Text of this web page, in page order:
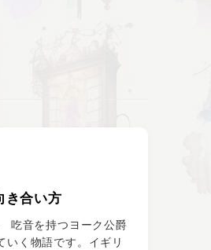
き合い方
吃音を持つヨーク公爵
く物語です。イギリ